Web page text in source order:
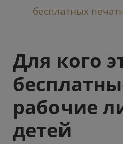
бесплатных
Для кого
рабочие
детей